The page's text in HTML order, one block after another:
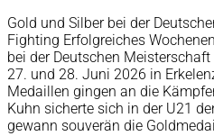
Gold und Silber bei der
Fighting Erfolgreiches
bei der Deutschen
27. und 28. Juni 2026 in
Medaillen gingen an die
Kuhn sicherte sich in der U21
gewann souverän die